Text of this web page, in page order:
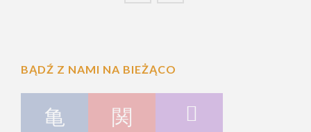
BĄDŹ Z NAMI NA BIEŻĄCO